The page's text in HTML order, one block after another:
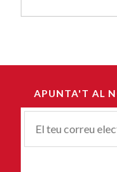
APUNTA'T AL
Correu-